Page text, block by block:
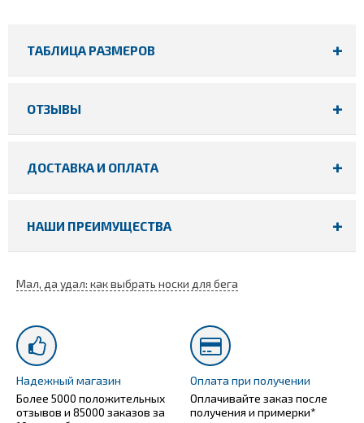
ТАБЛИЦА РАЗМЕРОВ
ОТЗЫВЫ
ДОСТАВКА И ОПЛАТА
НАШИ ПРЕИМУЩЕСТВА
Мал, да удал: как выбрать носки для бега
Надежный магазин
Более 5000 положительных
отзывов и 85000 заказов за
Оплата при получении
Оплачивайте заказ после
получения и примерки*